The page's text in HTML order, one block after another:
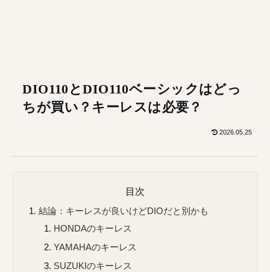
DIO110とDIO110ベーシックはどっ
ちが買い？キーレスは必要？
2026.05.25
目次
結論：キーレスが良いけどDIOだと別かも
HONDAのキーレス
YAMAHAのキーレス
SUZUKIのキーレス